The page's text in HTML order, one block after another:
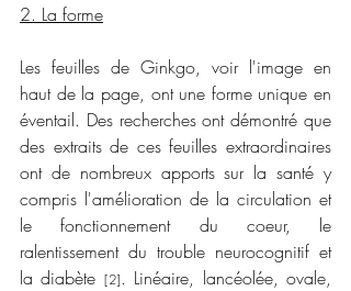
2. La forme
Les feuilles de Ginkgo, voir l'image en
haut de la page, ont une forme unique en
éventail. Des recherches ont démontré que
des extraits de ces feuilles extraordinaires
ont de nombreux apports sur la santé y
compris l'amélioration de la circulation et
le fonctionnement du coeur, le
ralentissement du trouble neurocognitif et
la diabète [2]. Linéaire, lancéolée, ovale,